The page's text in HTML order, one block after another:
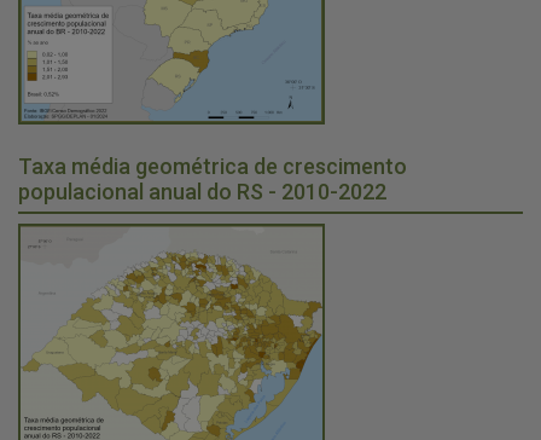
Taxa média geométrica de crescimento
populacional anual do RS - 2010-2022